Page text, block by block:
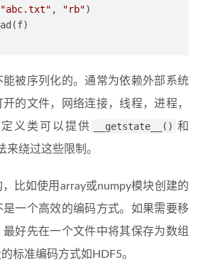
"abc.txt" , "rb")
被序列化的。通常为依赖外部系统
的文件，网络连接，线程，进程，
义类可以提供
__getstate__() 和
来绕过这些限制。
比如使用array或numpy模块创建的
一个高效的编码方式。如果需要移
好先在一个文件中将其保存为数组
标准编码方式如HDF5。